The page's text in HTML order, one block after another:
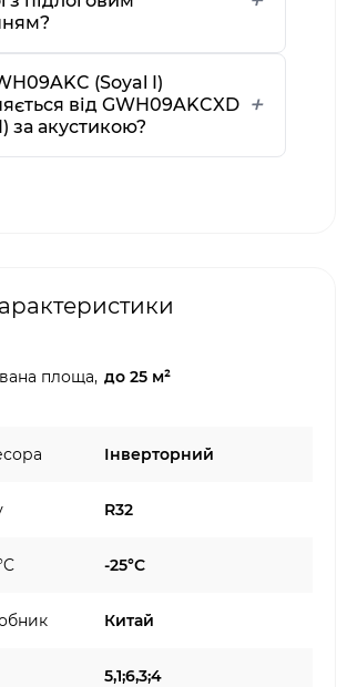
(Soyal I)
від GWH09AKCXD
за акустикою?
площа, до 25 м²
Інверторний
R32
-25°C
Китай
5,1;6,3;4